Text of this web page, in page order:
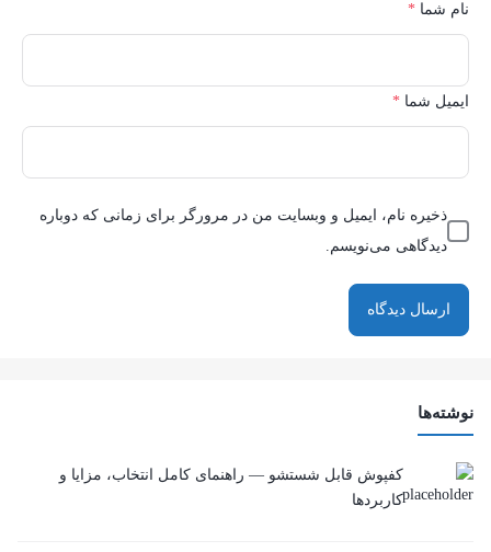
نوشته‌ها
کفپوش قابل شستشو — راهنمای کامل انتخاب، مزایا و
کاربردها
نام شما *
ایمیل شما *
ذخیره نام، ایمیل و وبسایت من در مرورگر برای زمانی که دوباره
دیدگاهی می‌نویسم.